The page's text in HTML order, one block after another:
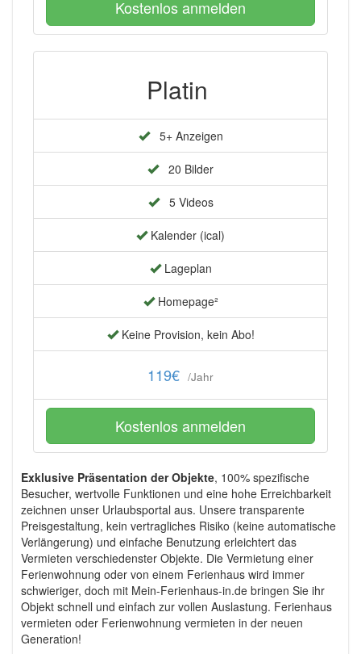
Kostenlos anmelden
Platin
5+ Anzeigen
20 Bilder
5 Videos
Kalender (ical)
Lageplan
Homepage²
Keine Provision, kein Abo!
119€ /Jahr
Kostenlos anmelden
Exklusive Präsentation der Objekte, 100% spezifische
Besucher, wertvolle Funktionen und eine hohe Erreichbarkeit
zeichnen unser Urlaubsportal aus. Unsere transparente
Preisgestaltung, kein vertragliches Risiko (keine automatische
Verlängerung) und einfache Benutzung erleichtert das
Vermieten verschiedenster Objekte. Die Vermietung einer
Ferienwohnung oder von einem Ferienhaus wird immer
schwieriger, doch mit Mein-Ferienhaus-in.de bringen Sie ihr
Objekt schnell und einfach zur vollen Auslastung. Ferienhaus
vermieten oder Ferienwohnung vermieten in der neuen
Generation!